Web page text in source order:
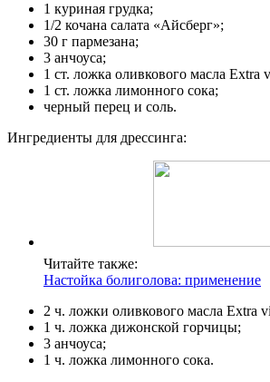
1 куриная грудка;
1/2 кочана салата «Айсберг»;
30 г пармезана;
3 анчоуса;
1 ст. ложка оливкового масла Extra
1 ст. ложка лимонного сока;
черный перец и соль.
Ингредиенты для дрессинга:
Читайте также:
Настойка болиголова: применение
2 ч. ложки оливкового масла Extra
1 ч. ложка дижонской горчицы;
3 анчоуса;
1 ч. ложка лимонного сока.